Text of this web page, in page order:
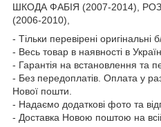
ШКОДА ФАБІЯ (2007-2014),
(2006-2010),
- Тільки перевірені оригінальні
- Весь товар в наявності в
- Гарантія на встановлення та
- Без передоплатів. Оплата у
Нової пошти.
- Надаємо додаткові фото та
- Доставка Новою поштою на всій